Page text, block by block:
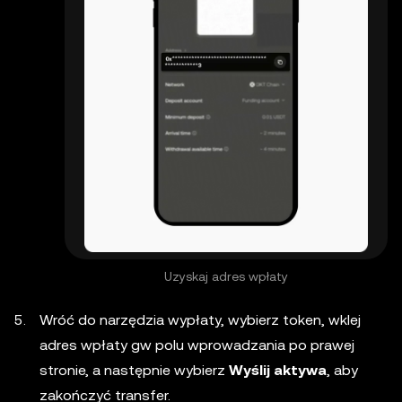
Uzyskaj adres wpłaty
Wróć do narzędzia wypłaty, wybierz token, wklej
adres wpłaty gw polu wprowadzania po prawej
stronie, a następnie wybierz Wyślij aktywa, aby
zakończyć transfer.